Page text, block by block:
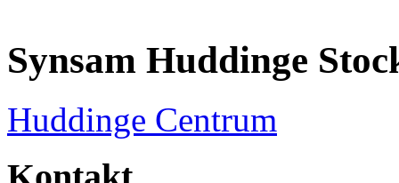
Synsam Huddinge
Huddinge Centrum